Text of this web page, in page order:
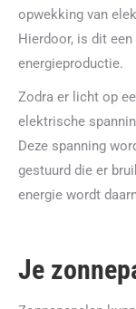
opwekking van
Hierdoor, is dit
energieproductie.
Zodra er licht op
elektrische
Deze spanning
gestuurd die er
energie wordt
Je